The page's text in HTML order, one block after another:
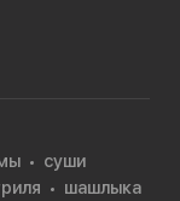
суши
шашлыка